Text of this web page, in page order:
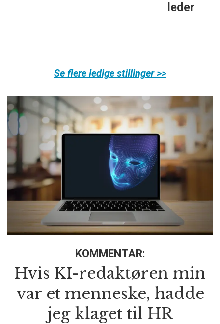
Se flere ledige stillinger >>
KOMMENTAR:
Hvis KI-redaktøren min
var et menneske, hadde
jeg klaget til HR